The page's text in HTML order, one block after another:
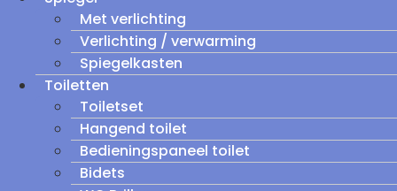
Met verlichting
Verlichting / verwarming
Spiegelkasten
Toiletten
Toiletset
Hangend toilet
Bedieningspaneel toilet
Bidets